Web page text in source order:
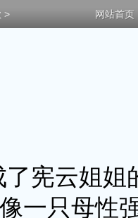
> 网站首页
宪云姐姐
一只母性